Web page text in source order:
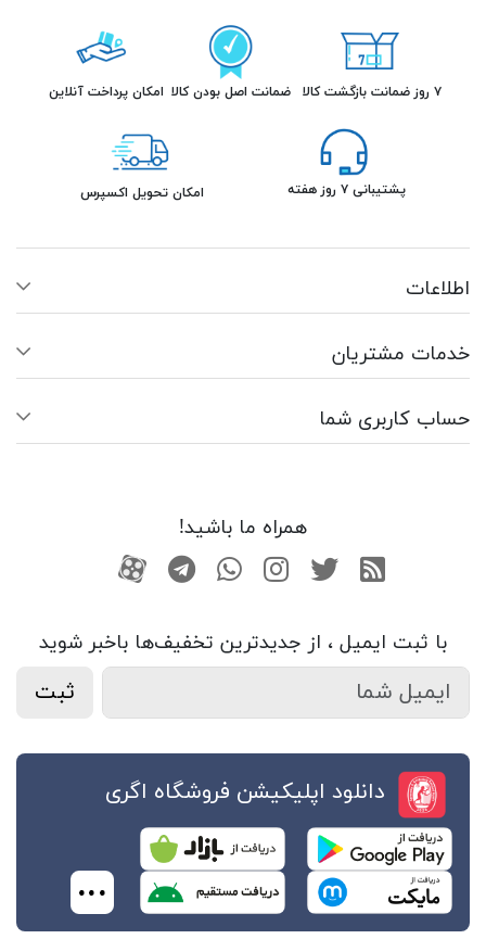
۷ روز ضمانت بازگشت کالا ضمانت اصل بودن کالا امکان پرداخت آنلاین
پشتیبانی ۷ روز هفته امکان تحویل اکسپرس
اطلاعات
خدمات مشتریان
حساب کاربری شما
همراه ما باشید!
RSS توییتراینستاگرام
واتساپتلگرامآپارات
با ثبت ایمیل ، از جدید‌ترین تخفیف‌ها با‌خبر شوید
ثبت
دانلود اپلیکیشن فروشگاه اگری